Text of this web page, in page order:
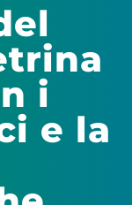
i
e la